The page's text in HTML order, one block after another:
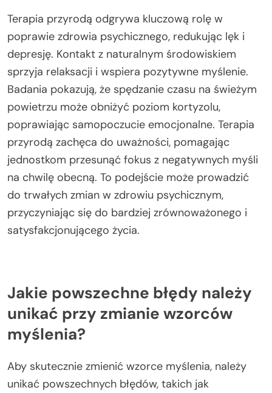
Terapia przyrodą odgrywa kluczową rolę w
poprawie zdrowia psychicznego, redukując lęk i
depresję. Kontakt z naturalnym środowiskiem
sprzyja relaksacji i wspiera pozytywne myślenie.
Badania pokazują, że spędzanie czasu na świeżym
powietrzu może obniżyć poziom kortyzolu,
poprawiając samopoczucie emocjonalne. Terapia
przyrodą zachęca do uważności, pomagając
jednostkom przesunąć fokus z negatywnych myśli
na chwilę obecną. To podejście może prowadzić
do trwałych zmian w zdrowiu psychicznym,
przyczyniając się do bardziej zrównoważonego i
satysfakcjonującego życia.
Jakie powszechne błędy należy
unikać przy zmianie wzorców
myślenia?
Aby skutecznie zmienić wzorce myślenia, należy
unikać powszechnych błędów, takich jak